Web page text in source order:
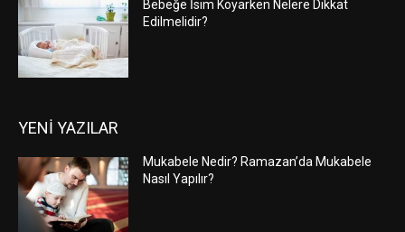
Bebeğe İsim Koyarken Nelere Dikkat
Edilmelidir?
YENİ YAZILAR
Mukabele Nedir? Ramazan’da Mukabele
Nasıl Yapılır?